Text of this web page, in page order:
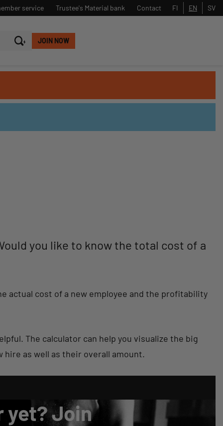
service Contact
Trustee's Material bank FI EN SV
JOIN NOW
you like to know the total cost of a
actual cost of a new employee and the profitability
The calculator can help you visualize the big
as well as their overall amount.
yet? Join